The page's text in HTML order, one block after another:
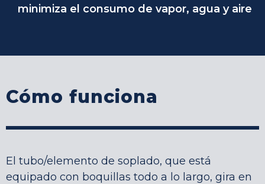
minimiza el consumo de vapor, agua y aire
Cómo funciona
El tubo/elemento de soplado, que está
equipado con boquillas todo a lo largo, gira en